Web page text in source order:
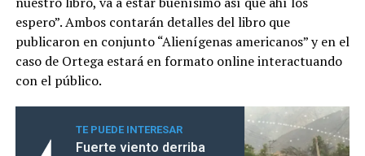
espero”. Ambos contarán detalles del libro que
publicaron en conjunto “Alienígenas americanos” y en el
caso de Ortega estará en formato online interactuando
con el público.
TE PUEDE INTERESAR
Fuerte viento derriba